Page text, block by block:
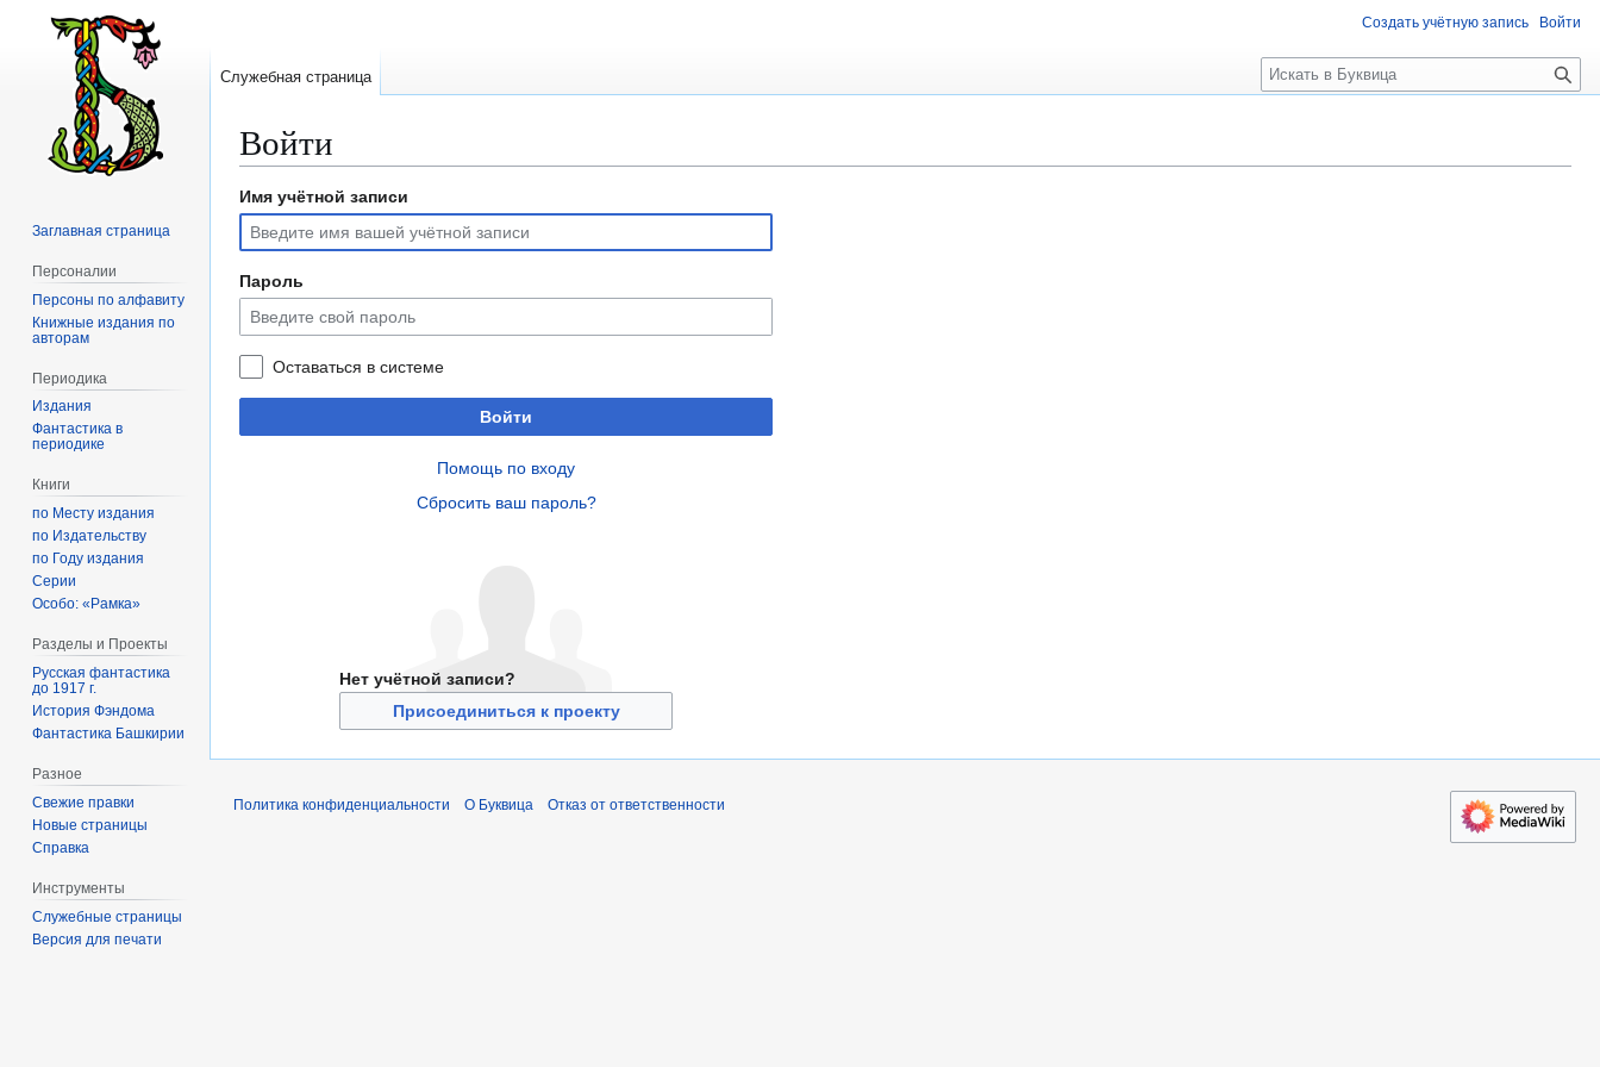
Войти
Перейти
навигации
Перейти
поиску
Имя учётной записи
Пароль
Оставаться в системе
Войти
Помощь по входу
Сбросить ваш пароль?
Нет учётной записи?
Присоединиться к проекту
Создать учётную запись Войти
Служебная страница
П
о
к
Заглавная страница
Персоналии
Персоны по алфавиту
Книжные издания по
авторам
Периодика
Издания
Фантастика в
периодике
Книги
по Месту издания
по Издательству
по Году издания
Серии
Особо: «Рамка»
Разделы и Проекты
Русская фантастика
до 1917 г.
История Фэндома
Фантастика Башкирии
Разное
Свежие правки
Новые страницы
Справка
Инструменты
Служебные страницы
Версия для печати
Политика конфиденциальности О Буквица Отказ от ответственности